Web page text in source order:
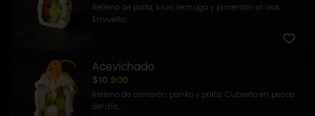
Relleno de palta, kiuri, lechuga y pimentón al wok.
Envuelto...
Acevichado
$10.900
Relleno de camarón panko y palta. Cubierto en pesca
del día,...